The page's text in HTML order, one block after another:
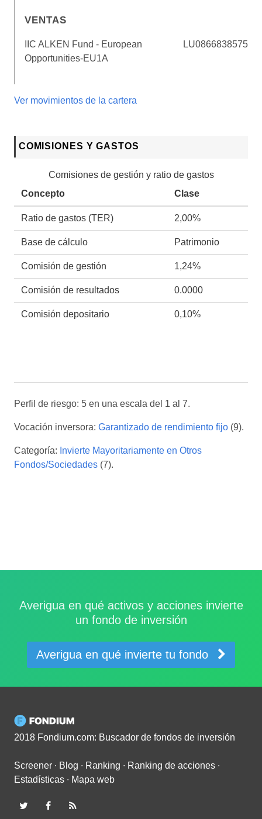
VENTAS
IIC ALKEN Fund - European
Opportunities-EU1A
LU0866838575
Ver movimientos de la cartera
COMISIONES Y GASTOS
Comisiones de gestión y ratio de gastos
Concepto
Clase
Ratio de gastos (TER) 2,00%
Base de cálculo Patrimonio
Comisión de gestión 1,24%
Comisión de resultados 0.0000
Comisión depositario 0,10%
Perfil de riesgo: 5 en una escala del 1 al 7.
Vocación inversora: Garantizado de rendimiento fijo (9).
Categoría: Invierte Mayoritariamente en Otros
Fondos/Sociedades (7).
Averigua en qué activos y acciones invierte
un fondo de inversión
Averigua en qué invierte tu fondo
2018 Fondium.com: Buscador de fondos de inversión
Screener ∙ Blog ∙ Ranking ∙ Ranking de acciones ∙
Estadísticas ∙ Mapa web